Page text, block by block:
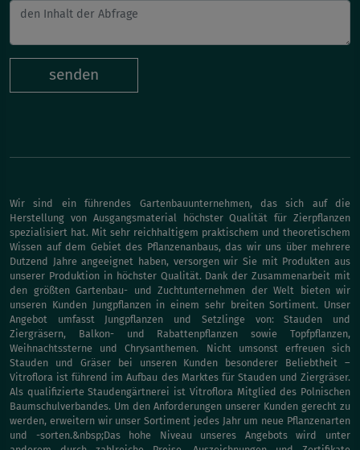
senden
Wir sind ein führendes Gartenbauunternehmen, das sich auf die
Herstellung von Ausgangsmaterial höchster Qualität für Zierpflanzen
spezialisiert hat. Mit sehr reichhaltigem praktischem und theoretischem
Wissen auf dem Gebiet des Pflanzenanbaus, das wir uns über mehrere
Dutzend Jahre angeeignet haben, versorgen wir Sie mit Produkten aus
unserer Produktion in höchster Qualität. Dank der Zusammenarbeit mit
den größten Gartenbau- und Zuchtunternehmen der Welt bieten wir
unseren Kunden Jungpflanzen in einem sehr breiten Sortiment. Unser
Angebot umfasst Jungpflanzen und Setzlinge von: Stauden und
Ziergräsern, Balkon- und Rabattenpflanzen sowie Topfpflanzen,
Weihnachtssterne und Chrysanthemen. Nicht umsonst erfreuen sich
Stauden und Gräser bei unseren Kunden besonderer Beliebtheit –
Vitroflora ist führend im Aufbau des Marktes für Stauden und Ziergräser.
Als qualifizierte Staudengärtnerei ist Vitroflora Mitglied des Polnischen
Baumschulverbandes. Um den Anforderungen unserer Kunden gerecht zu
werden, erweitern wir unser Sortiment jedes Jahr um neue Pflanzenarten
und -sorten.&nbsp;Das hohe Niveau unseres Angebots wird unter